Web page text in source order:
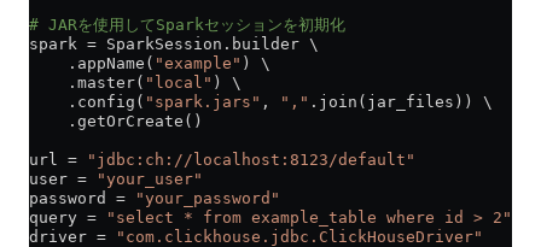
# JARを使用してSparkセッションを初期化
spark = SparkSession.builder \
    .appName(
"example" ) \
    .master(
"local" ) \
    .config(
"spark.jars" , "," .join(jar_files)) \
    .getOrCreate()
url = "jdbc:ch://localhost:8123/default"
user = "your_user"
password = "your_password"
query = "select * from example_table where id > 2"
driver = "com.clickhouse.jdbc.ClickHouseDriver"